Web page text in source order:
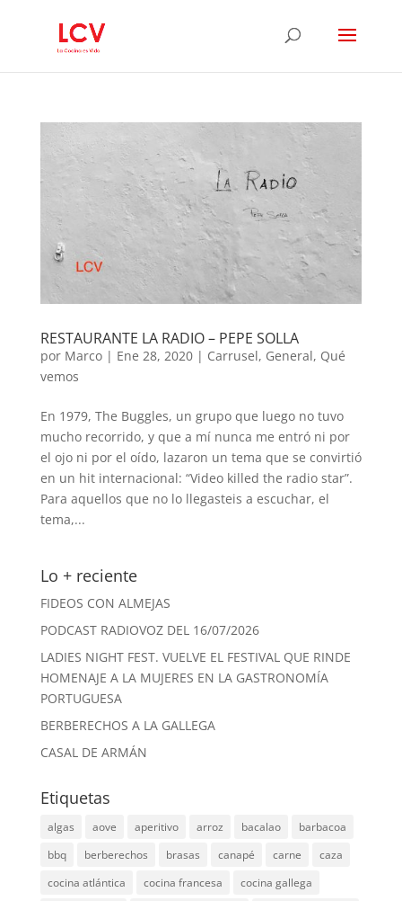
RESTAURANTE LA RADIO – PEPE SOLLA
por Marco| Ene 28, 2020| Carrusel, General, Qué
vemos
En 1979, The Buggles, un grupo que luego no tuvo
mucho recorrido, y que a mí nunca me entró ni por
el ojo ni por el oído, lazaron un tema que se convirtió
en un hit internacional: “Video killed the radio star”.
Para aquellos que no lo llegasteis a escuchar, el
tema,...
Lo + reciente
FIDEOS CON ALMEJAS
PODCAST RADIOVOZ DEL 16/07/2026
LADIES NIGHT FEST. VUELVE EL FESTIVAL QUE RINDE
HOMENAJE A LA MUJERES EN LA GASTRONOMÍA
PORTUGUESA
BERBERECHOS A LA GALLEGA
CASAL DE ARMÁN
Etiquetas
algas aove aperitivo arroz bacalao
barbacoa
bbq
berberechos brasas canapé carne
caza
cocina atlántica
cocina francesa
cocina gallega